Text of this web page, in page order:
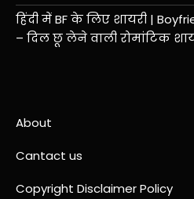
हिंदी में BF के लिए शायरी |
– दिल छू लेने वाली रोमांटिक
About
Cantact us
Copyright Disclaimer Policy